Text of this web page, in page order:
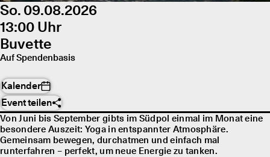
So. 09.08.2026
13:00 Uhr
Buvette
Auf Spendenbasis
Kalender
Event teilen
Von Juni bis September gibts im Südpol einmal im Monat eine
besondere Auszeit: Yoga in entspannter Atmosphäre.
Gemeinsam bewegen, durchatmen und einfach mal
runterfahren – perfekt, um neue Energie zu tanken.